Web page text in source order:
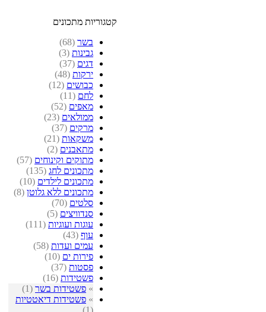
קטגוריות מתכונים
בשר (68)
גבינות (3)
דגים (37)
ירקות (48)
כבושים (12)
לחם (11)
מאפים (52)
ממולאים (23)
מרקים (37)
משקאות (21)
מתאבנים (2)
מתוקים וקינוחים (57)
מתכונים לחג (135)
מתכונים לילדים (10)
מתכונים ללא גלוטן (8)
סלטים (70)
סנדוויצים (5)
עוגות ועוגיות (111)
עוף (43)
עמים ועדות (58)
פירות ים (10)
פסטות (37)
פשטידות (16)
» פשטידות בשר (1)
» פשטידות דיאטטיות
(1)